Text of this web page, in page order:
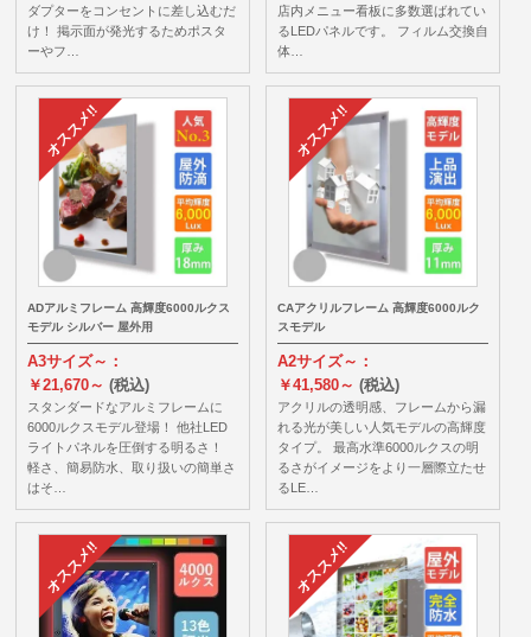
ダプターをコンセントに差し込むだ
け！ 掲示面が発光するためポスタ
ーやフ…
店内メニュー看板に多数選ばれてい
るLEDパネルです。 フィルム交換自
体…
ADアルミフレーム 高輝度6000ルクス
モデル シルバー 屋外用
A3サイズ～：
￥21,670～(税込)
スタンダードなアルミフレームに
6000ルクスモデル登場！ 他社LED
ライトパネルを圧倒する明るさ！
軽さ、簡易防水、取り扱いの簡単さ
はそ…
CAアクリルフレーム 高輝度6000ルク
スモデル
A2サイズ～：
￥41,580～ (税込)
アクリルの透明感、フレームから漏
れる光が美しい人気モデルの高輝度
タイプ。 最高水準6000ルクスの明
るさがイメージをより一層際立たせ
るLE…